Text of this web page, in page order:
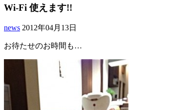
Wi-Fi 使えます!!
news 2012年04月13日
お待たせのお時間も…